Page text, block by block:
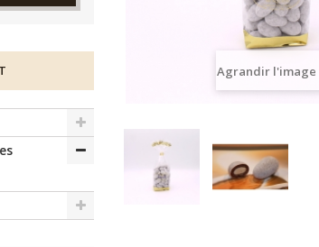
Agrandir l'image